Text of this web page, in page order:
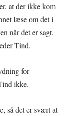
at der ikke kom
læse om det i
når det er sagt,
Tind.
for
ikke.
så det er svært at